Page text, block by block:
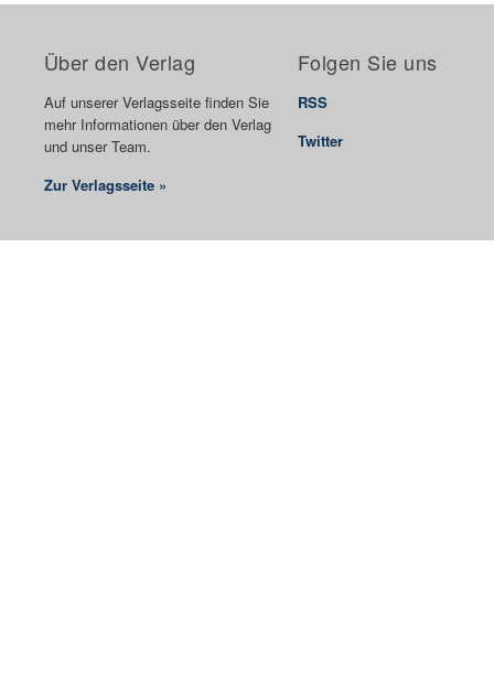
Über den Verlag
Auf unserer Verlagsseite finden Sie
mehr Informationen über den Verlag
und unser Team.
Zur Verlagsseite »
Folgen Sie uns
RSS
Twitter